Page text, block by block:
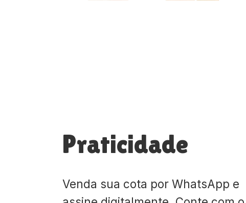
Praticidade
Venda sua cota por WhatsApp e